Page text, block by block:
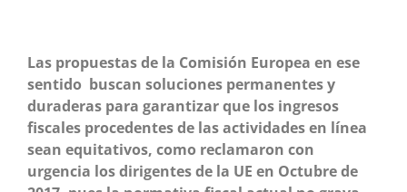
Las propuestas de la Comisión Europea en ese
sentido buscan soluciones permanentes y
duraderas para garantizar que los ingresos
fiscales procedentes de las actividades en línea
sean equitativos, como reclamaron con
urgencia los dirigentes de la UE en Octubre de